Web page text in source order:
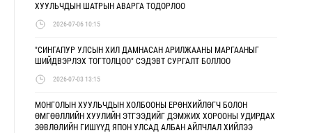
ХУУЛЬЧДЫН ШАТРЫН АВАРГА ТОДОРЛОО
2026-07-06 10:15
"СИНГАПУР УЛСЫН ХИЛ ДАМНАСАН АРИЛЖААНЫ МАРГААНЫГ
ШИЙДВЭРЛЭХ ТОГТОЛЦОО" СЭДЭВТ СУРГАЛТ БОЛЛОО
2026-07-03 13:15
МОНГОЛЫН ХУУЛЬЧДЫН ХОЛБООНЫ ЕРӨНХИЙЛӨГЧ БОЛОН
ӨМГӨӨЛЛИЙН ХУУЛИЙН ЭТГЭЭДИЙГ ДЭМЖИХ ХОРООНЫ УДИРДАХ
ЗӨВЛӨЛИЙН ГИШҮҮД ЯПОН УЛСАД АЛБАН АЙЛЧЛАЛ ХИЙЛЭЭ